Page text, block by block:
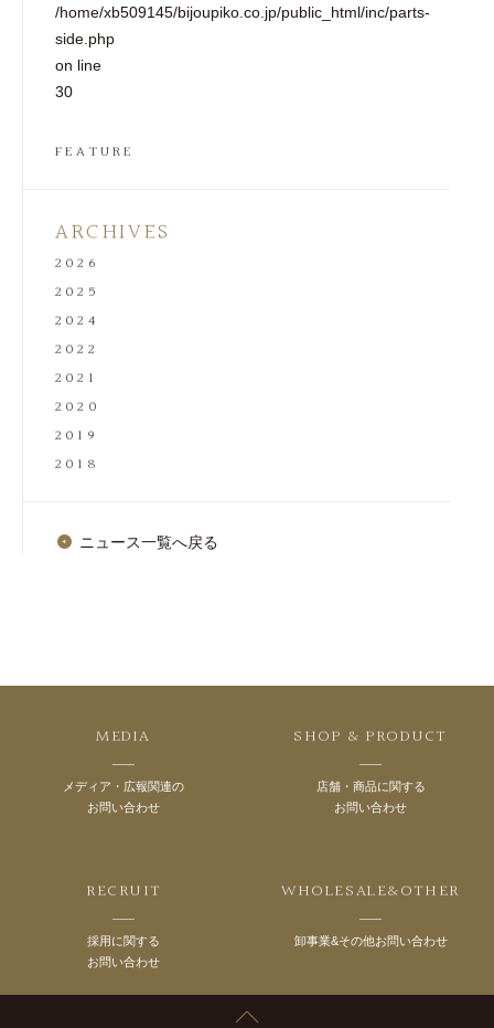
/home/xb509145/bijoupiko.co.jp/public_html/inc/parts-
side.php
on line
30
FEATURE
ARCHIVES
2026
2025
2024
2022
2021
2020
2019
2018
ニュース一覧へ戻る
MEDIA
メディア・広報関連の
お問い合わせ
SHOP & PRODUCT
店舗・商品に関する
お問い合わせ
RECRUIT
採用に関する
お問い合わせ
WHOLESALE&OTHER
卸事業&その他お問い合わせ